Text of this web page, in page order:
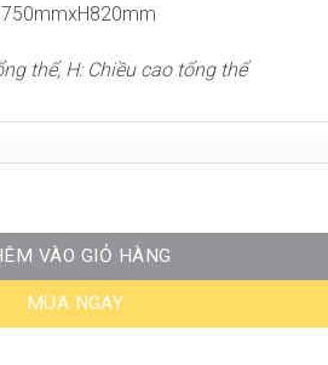
thể, H: Chiều cao tổng thể
VÀO GIỎ HÀNG
MUA NGAY